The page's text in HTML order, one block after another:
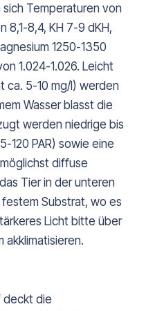
Temperaturen von
8,1-8,4, KH 7-9 dKH,
1250-1350
1.024-1.026. Leicht
ca. 5-10 mg/l) werden
Wasser blasst die
werden niedrige bis
120 PAR) sowie eine
diffuse
Tier in der unteren
Substrat, wo es
Licht bitte über
akklimatisieren.
deckt die